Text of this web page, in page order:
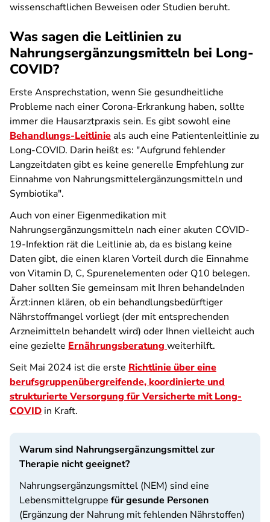
wissenschaftlichen Beweisen oder Studien beruht.
Was sagen die Leitlinien zu
Nahrungsergänzungsmitteln bei Long-
COVID?
Erste Ansprechstation, wenn Sie gesundheitliche
Probleme nach einer Corona-Erkrankung haben, sollte
immer die Hausarztpraxis sein. Es gibt sowohl eine
Behandlungs-Leitlinieals auch eine Patientenleitlinie zu
Long-COVID. Darin heißt es: "Aufgrund fehlender
Langzeitdaten gibt es keine generelle Empfehlung zur
Einnahme von Nahrungsmittelergänzungsmitteln und
Symbiotika".
Auch von einer Eigenmedikation mit
Nahrungsergänzungsmitteln nach einer akuten COVID-
19-Infektion rät die Leitlinie ab, da es bislang keine
Daten gibt, die einen klaren Vorteil durch die Einnahme
von Vitamin D, C, Spurenelementen oder Q10 belegen.
Daher sollten Sie gemeinsam mit Ihren behandelnden
Ärzt:innen klären, ob ein behandlungsbedürftiger
Nährstoffmangel vorliegt (der mit entsprechenden
Arzneimitteln behandelt wird) oder Ihnen vielleicht auch
eine gezielte Ernährungsberatung weiterhilft.
Seit Mai 2024 ist die erste Richtlinie über eine
berufsgruppenübergreifende, koordinierte und
strukturierte Versorgung für Versicherte mit Long-
COVID in Kraft.
Warum sind Nahrungsergänzungsmittel zur
Therapie nicht geeignet?
Nahrungsergänzungsmittel (NEM) sind eine
Lebensmittelgruppe für gesunde Personen
(Ergänzung der Nahrung mit fehlenden Nährstoffen)